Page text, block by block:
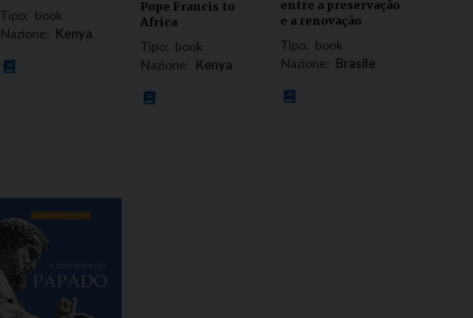
Tipo: book
Nazione: Kenya
Pope Francis to
Africa
Tipo: book
Nazione: Kenya
entre a preservação
e a renovação
Tipo: book
Nazione: Brasile